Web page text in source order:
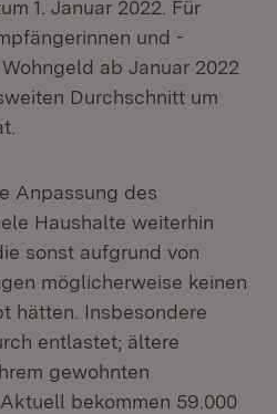
1. Januar 2022. Für
und -
ab Januar 2022
Durchschnitt um
Anpassung des
Haushalte weiterhin
sonst aufgrund von
möglicherweise keinen
hätten. Insbesondere
entlastet; ältere
gewohnten
bekommen 59.000